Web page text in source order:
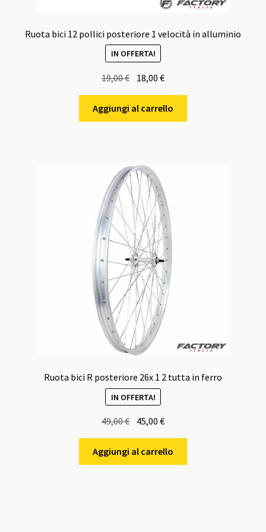
Ruota bici 12 pollici posteriore 1 velocità in alluminio
IN OFFERTA!
19,00€
originale
era:
18,00€Il
attuale
è:
Aggiungi al carrello
Ruota bici R posteriore 26x 1 2 tutta in ferro
IN OFFERTA!
49,00€
prezzo
originale
era:
45,00€Il
prezzo
attuale
è:
Aggiungi al carrello